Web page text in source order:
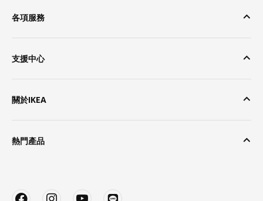
各項服務
支援中心
關於IKEA
熱門產品